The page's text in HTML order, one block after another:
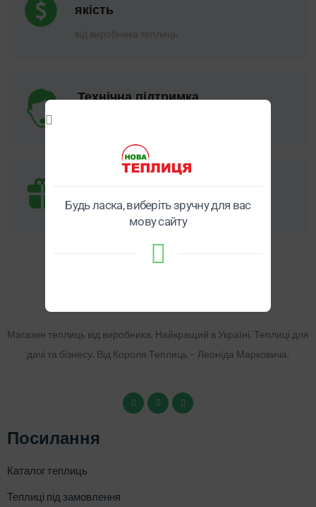
якість
Технічна підтримка
2-3 подарунки кожному
Магазин теплиць від виробника. Найкращий в Україні. Теплиці для
дачі та бізнесу. Від Короля Теплиць – Леоніда Марковича.
Посилання
Каталог теплиць
Теплиці під замовлення
Будь ласка, виберіть зручну для вас
мову сайту